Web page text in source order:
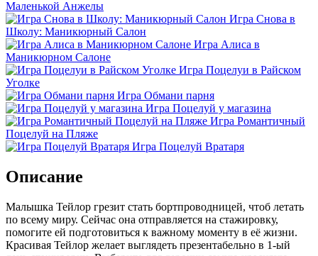
Маленькой Анжелы
Игра Снова в
Школу: Маникюрный Салон
Игра Алиса в
Маникюрном Салоне
Игра Поцелуи в Райском
Уголке
Игра Обмани парня
Игра Поцелуй у магазина
Игра Романтичный
Поцелуй на Пляже
Игра Поцелуй Вратаря
Описание
Малышка Тейлор грезит стать бортпроводницей, чтоб летать
по всему миру. Сейчас она отправляется на стажировку,
помогите ей подготовиться к важному моменту в её жизни.
Красивая Тейлор желает выглядеть презентабельно в 1-ый